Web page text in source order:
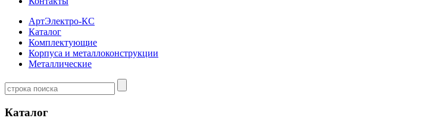
АртЭлектро-КС
Каталог
Комплектующие
Корпуса и металлоконструкции
Металлические
Каталог